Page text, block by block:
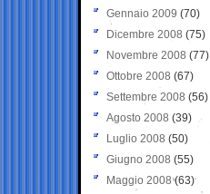
Gennaio 2009 (70)
Dicembre 2008 (75)
Novembre 2008 (77)
Ottobre 2008 (67)
Settembre 2008 (56)
Agosto 2008 (39)
Luglio 2008 (50)
Giugno 2008 (55)
Maggio 2008(63)